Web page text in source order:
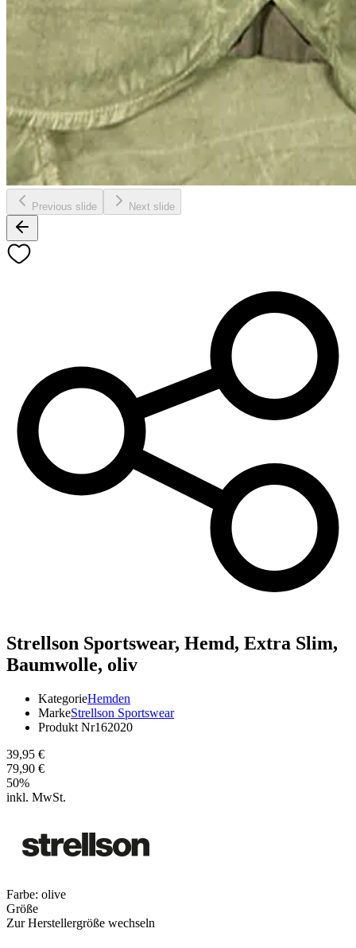
Previous slide Next slide
Strellson Sportswear, Hemd, Extra Slim,
Baumwolle, oliv
KategorieHemden
MarkeStrellson Sportswear
Produkt Nr162020
39,95 €
79,90 €
50%
inkl. MwSt.
Farbe: olive
Größe
Zur Herstellergröße wechseln